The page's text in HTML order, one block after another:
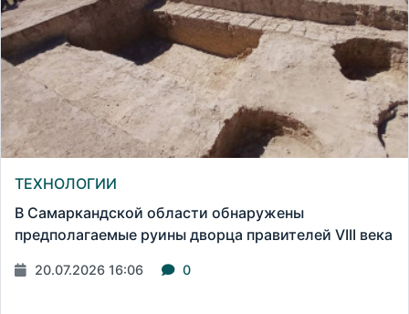
ТЕХНОЛОГИИ
В Самаркандской области обнаружены
предполагаемые руины дворца правителей VIII века
20.07.2026 16:06 0